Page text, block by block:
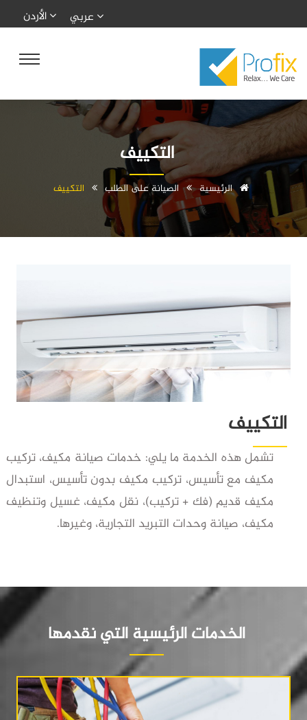
التكييف
الرئيسية الصيانة على الطلب التكييف
التكييف
تشمل هذه الخدمة ما يلي: خدمات صيانة مكيف، تركيب
مكيف مع تأسيس، تركيب مكيف بدون تأسيس، استبدال
مكيف قديم (فك + تركيب)، نقل مكيف، غسيل وتنظيف
مكيف، صيانة وحدات التبريد التجارية، وغيرها.
الخدمات الرئيسية التي نقدمها